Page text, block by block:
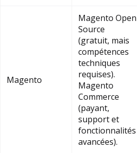
Magento
Magento Open
Source
(gratuit, mais
compétences
techniques
requises).
Magento
Commerce
(payant,
support et
fonctionnalités
avancées).